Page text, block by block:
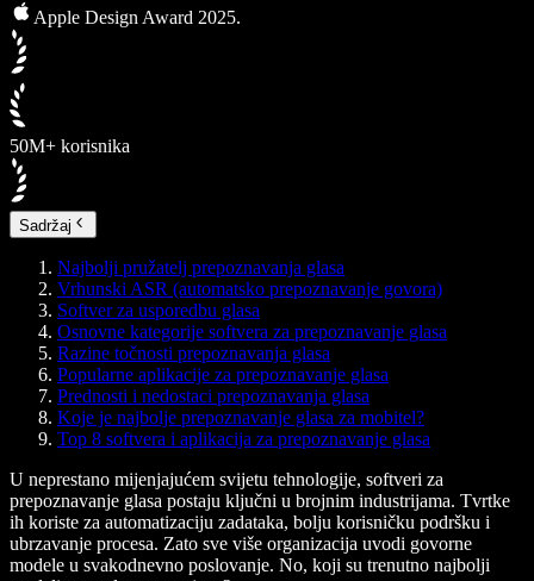
Apple Design Award 2025.
50M+ korisnika
Sadržaj
Najbolji pružatelj prepoznavanja glasa
Vrhunski ASR (automatsko prepoznavanje govora)
Softver za usporedbu glasa
Osnovne kategorije softvera za prepoznavanje glasa
Razine točnosti prepoznavanja glasa
Popularne aplikacije za prepoznavanje glasa
Prednosti i nedostaci prepoznavanja glasa
Koje je najbolje prepoznavanje glasa za mobitel?
Top 8 softvera i aplikacija za prepoznavanje glasa
U neprestano mijenjajućem svijetu tehnologije, softveri za
prepoznavanje glasa postaju ključni u brojnim industrijama. Tvrtke
ih koriste za automatizaciju zadataka, bolju korisničku podršku i
ubrzavanje procesa. Zato sve više organizacija uvodi govorne
modele u svakodnevno poslovanje. No, koji su trenutno najbolji